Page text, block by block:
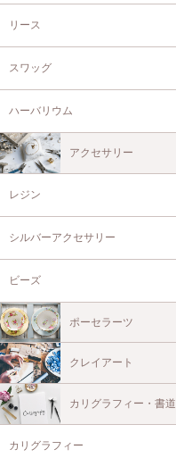
リース
スワッグ
ハーバリウム
アクセサリー
レジン
シルバーアクセサリー
ビーズ
ポーセラーツ
クレイアート
カリグラフィー・書道
カリグラフィー